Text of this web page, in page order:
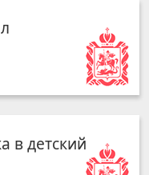
в детский